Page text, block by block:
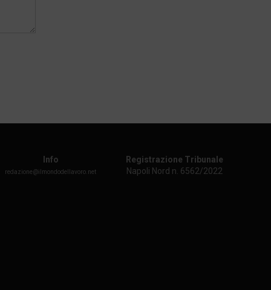
Info
redazione@ilmondodellavoro.net
Registrazione Tribunale
Napoli Nord n. 6562/2022